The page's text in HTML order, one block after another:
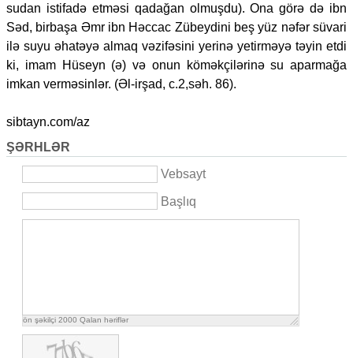
sudan istifadə etməsi qadağan olmuşdu). Ona görə də ibn
Səd, birbaşa Əmr ibn Həccac Zübeydini beş yüz nəfər süvari
ilə suyu əhatəyə almaq vəzifəsini yerinə yetirməyə təyin etdi
ki, imam Hüseyn (ə) və onun köməkçilərinə su aparmağa
imkan verməsinlər. (Əl-irşad, c.2,səh. 86).
sibtayn.com/az
ŞƏRHLƏR
Vebsayt
Başlıq
ön şəkilçi 2000 Qalan həriflər